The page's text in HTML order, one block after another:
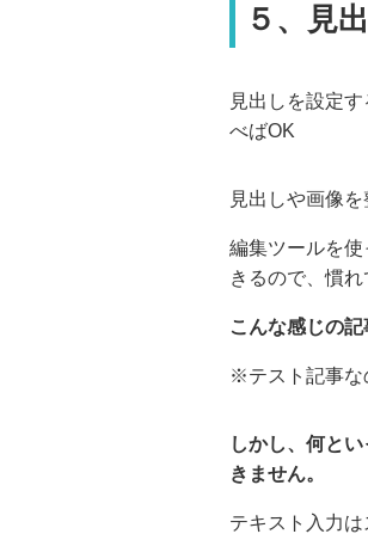
５、見
見出しを設定
べばOK
見出しや画像を
編集ツールを
きるので、慣
こんな感じの記
※テスト記事な
しかし、何と
きません。
テキスト入力